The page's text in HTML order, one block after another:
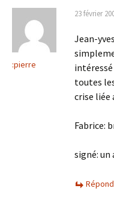
:pierre
23 février
Jean-
toutes
crise liée
Fabrice:
signé: